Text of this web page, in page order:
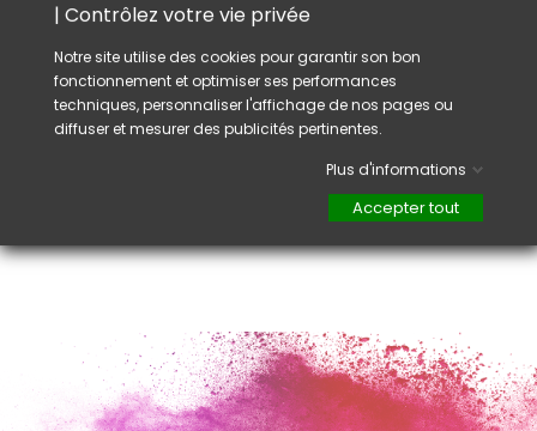
appliquez sur le verre.
Placez le film correctement et avec la
raclette retirez l'exédent de liquide et les
bulles.
Laissez sécher 30 min.
| Contrôlez votre vie privée
Notre site utilise des cookies pour garantir son bon
fonctionnement et optimiser ses performances
techniques, personnaliser l'affichage de nos pages ou
diffuser et mesurer des publicités pertinentes.
Plus d'informations
Accepter tout